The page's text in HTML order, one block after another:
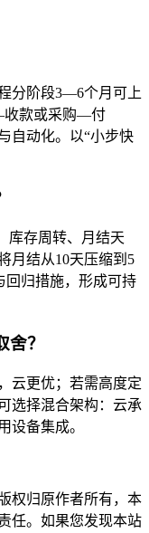
分阶段3—6个月可上
收款或采购—付
自动化。以“小步快
库存周转、月结天
月结从10天压缩到5
回归措施，形成可持
？
云更优；若需高度定
选择混合架构：云承
设备集成。
权归原作者所有，本
任。如果您发现本站